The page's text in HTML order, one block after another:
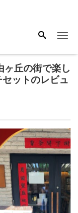
ヶ丘の街で楽し
ットのレビュ